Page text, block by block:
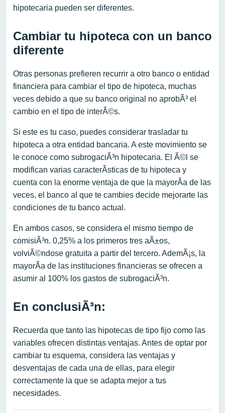
hipotecaria pueden ser diferentes.
Cambiar tu hipoteca con un banco
diferente
Otras personas prefieren recurrir a otro banco o entidad
financiera para cambiar el tipo de hipoteca, muchas
veces debido a que su banco original no aprobÃ³ el
cambio en el tipo de interÃ©s.
Si este es tu caso, puedes considerar trasladar tu
hipoteca a otra entidad bancaria. A este movimiento se
le conoce como subrogaciÃ³n hipotecaria. El Ã©l se
modifican varias caracterÃ­sticas de tu hipoteca y
cuenta con la enorme ventaja de que la mayorÃ­a de las
veces, el banco al que te cambies decide mejorarte las
condiciones de tu banco actual.
En ambos casos, se considera el mismo tiempo de
comisiÃ³n. 0,25% a los primeros tres aÃ±os,
volviÃ©ndose gratuita a partir del tercero. AdemÃ¡s, la
mayorÃ­a de las instituciones financieras se ofrecen a
asumir al 100% los gastos de subrogaciÃ³n.
En conclusiÃ³n:
Recuerda que tanto las hipotecas de tipo fijo como las
variables ofrecen distintas ventajas. Antes de optar por
cambiar tu esquema, considera las ventajas y
desventajas de cada una de ellas, para elegir
correctamente la que se adapta mejor a tus
necesidades.